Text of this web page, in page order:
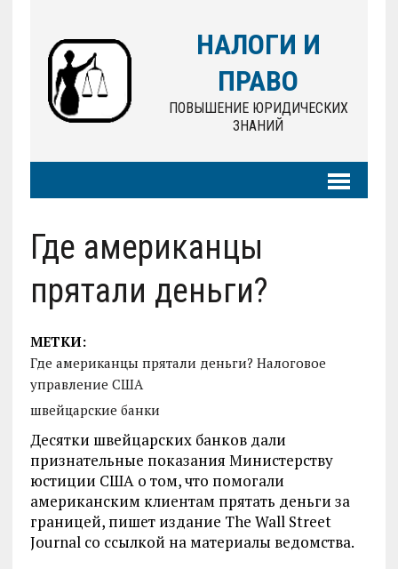
НАЛОГИ И
ПРАВО
ПОВЫШЕНИЕ ЮРИДИЧЕСКИХ
ЗНАНИЙ
Где американцы
прятали деньги?
МЕТКИ:
Где американцы прятали деньги? Налоговое
управление США
швейцарские банки
Десятки швейцарских банков дали
признательные показания Министерству
юстиции США о том, что помогали
американским клиентам прятать деньги за
границей, пишет издание The Wall Street
Journal со ссылкой на материалы ведомства.